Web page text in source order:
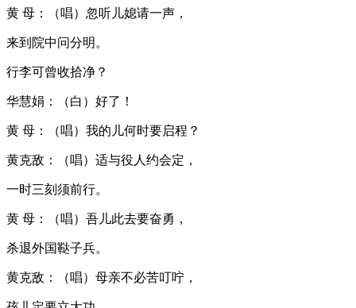
黄 母：（唱）忽听儿媳请一声，
来到院中问分明。
行李可曾收拾净？
华慧娟：（白）好了！
黄 母：（唱）我的儿何时要启程？
黄克敌：（唱）适与役人约会定，
一时三刻须前行。
黄 母：（唱）吾儿此去要奋勇，
杀退外国鞑子兵。
黄克敌：（唱）母亲不必苦叮咛，